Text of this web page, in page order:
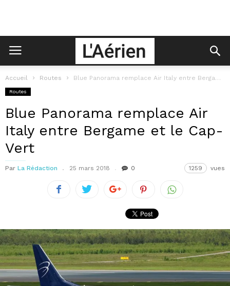
Accueil Routes Blue Panorama remplace Air Italy entre Bergame et le Cap-Vert
Routes
Blue Panorama remplace Air
Italy entre Bergame et le Cap-
Vert
Par La Rédaction 25 mars 2018 0 1259 vues